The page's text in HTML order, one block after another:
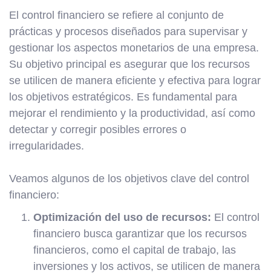
El control financiero se refiere al conjunto de
prácticas y procesos diseñados para supervisar y
gestionar los aspectos monetarios de una empresa.
Su objetivo principal es asegurar que los recursos
se utilicen de manera eficiente y efectiva para lograr
los objetivos estratégicos. Es fundamental para
mejorar el rendimiento y la productividad, así como
detectar y corregir posibles errores o
irregularidades.
Veamos algunos de los objetivos clave del control
financiero:
Optimización del uso de recursos: El control
financiero busca garantizar que los recursos
financieros, como el capital de trabajo, las
inversiones y los activos, se utilicen de manera